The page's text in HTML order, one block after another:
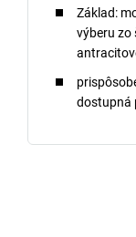
Základ:
výberu zo
dostupná